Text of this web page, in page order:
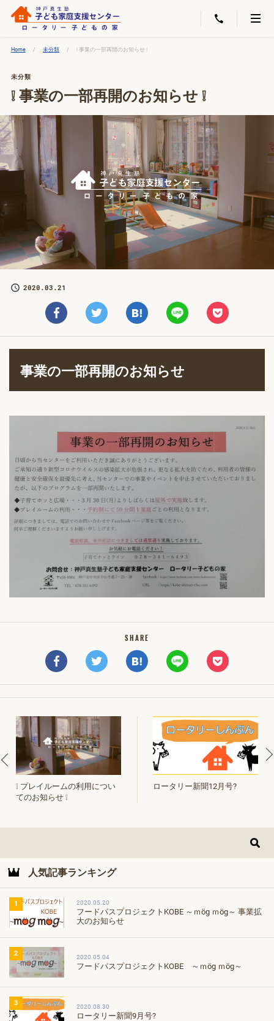
Home 未分類 ❕ 事業の一部再開のお知らせ ❕
未分類
❕ 事業の一部再開のお知らせ ❕
2020.03.21
事業の一部再開のお知らせ
SHARE
❕ プレイルームの利用につい
てのお知らせ ❕
ロータリー新聞12月号?
人気記事ランキング
1 2020.05.20
フードパスプロジェクトKOBE ～ｍög ｍög～ 事業拡
大のお知らせ
2 2020.05.04
フードパスプロジェクトKOBE ～ｍög ｍög～
3 2020.08.30
ロータリー新聞9月号?